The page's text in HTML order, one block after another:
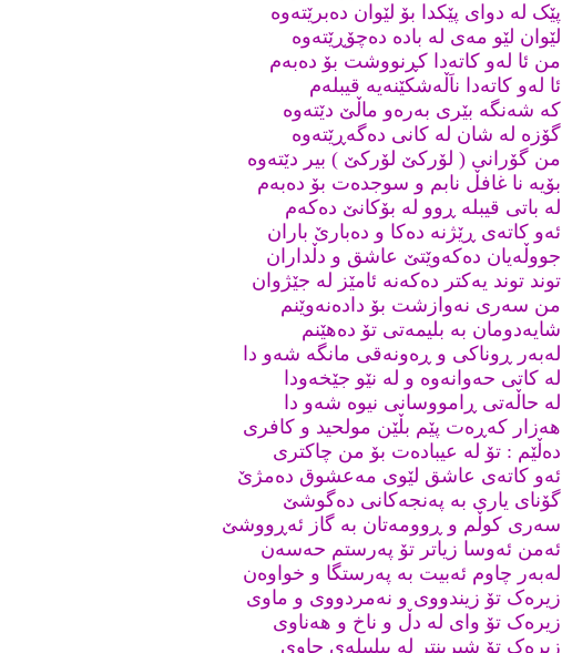
پێک لە دواى پێکدا بۆ لێوان دەبرێتەوە
لێوان لێو مەى لە بادە دەچۆڕێتەوە
من ئا لەو کاتەدا کڕنووشت بۆ دەبەم
ئا لەو کاتەدا ناَڵەشکێنەیە قیبلەم
کە شەنگە بێرى بەرەو ماڵێ دێتەوە
گۆزە لە شان لە کانى دەگەڕێتەوە
من گۆرانى ( لۆرکێ لۆرکێ ) بیر دێتەوە
بۆیە نا غافڵ نابم و سوجدەت بۆ دەبەم
لە باتى قیبلە ڕوو لە بۆکانێ دەکەم
ئەو کاتەى ڕێژنە دەکا و دەبارێ باران
جووڵەیان دەکەوێتێ عاشق و دڵداران
توند توند یەکتر دەکەنە ئامێز لە جێژوان
من سەرى نەوازشت بۆ دادەنەوێنم
شایەدومان بە بلیمەتى تۆ دەهێنم
لەبەر ڕوناکى و ڕەونەقى مانگە شەو دا
لە کاتى حەوانەوە و لە نێو جێخەودا
لە حاڵەتى ڕامووسانى نیوە شەو دا
هەزار کەڕەت پێم بڵێن مولحید و کافرى
دەڵێم : تۆ لە عیبادەت بۆ من چاکترى
ئەو کاتەى عاشق لێوى مەعشوق دەمژێ
گۆناى یارى بە پەنجەکانى دەگوشێ
سەرى کوڵم و ڕوومەتان بە گاز ئەڕووشێ
ئەمن ئەوسا زیاتر تۆ پەرستم حەسەن
لەبەر چاوم ئەبیت بە پەرستگا و خواوەن
زیرەک تۆ زیندووى و نەمردووى و ماوى
زیرەک تۆ واى لە دڵ و ناخ و هەناوى
زیرەک تۆ شیرینتر لە بیلبیلەى چاوى